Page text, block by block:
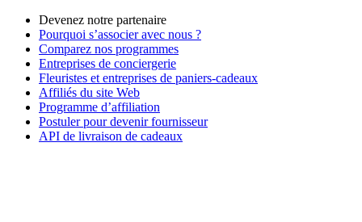
Devenez notre partenaire
Pourquoi s’associer avec nous ?
Comparez nos programmes
Entreprises de conciergerie
Fleuristes et entreprises de paniers-cadeaux
Affiliés du site Web
Programme d’affiliation
Postuler pour devenir fournisseur
API de livraison de cadeaux